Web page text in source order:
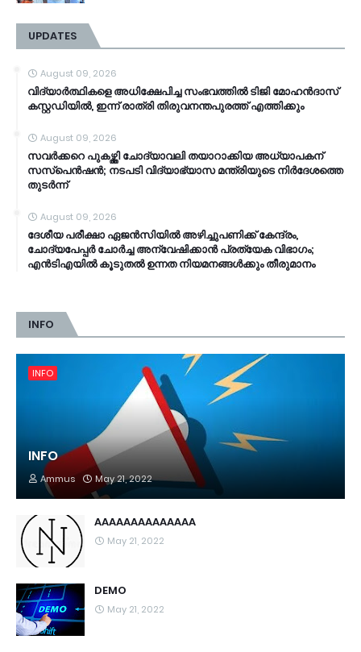
UPDATES
August 09, 2026
വിദ്യാർത്ഥികളെ അധിക്ഷേപിച്ച സംഭവത്തിൽ ടിജി മോഹൻദാസ്
കസ്റ്റഡിയിൽ, ഇന്ന് രാത്രി തിരുവനന്തപുരത്ത് എത്തിക്കും
August 09, 2026
സവർക്കറെ പുകഴ്ത്തി ചോദ്യാവലി തയാറാക്കിയ അധ്യാപകന്
സസ്പെൻഷൻ; നടപടി വിദ്യാഭ്യാസ മന്ത്രിയുടെ നിർദേശത്തെ
തുടർന്ന്
August 09, 2026
ദേശീയ പരീക്ഷാ ഏജൻസിയിൽ അഴിച്ചുപണിക്ക് കേന്ദ്രം,
ചോദ്യപേപ്പർ ചോർച്ച അന്വേഷിക്കാൻ പ്രത്യേക വിഭാഗം;
എൻടിഎയിൽ കൂടുതൽ ഉന്നത നിയമനങ്ങൾക്കും തീരുമാനം
INFO
INFO
INFO
Ammus May 21, 2022
AAAAAAAAAAAAAA
May 21, 2022
DEMO
May 21, 2022